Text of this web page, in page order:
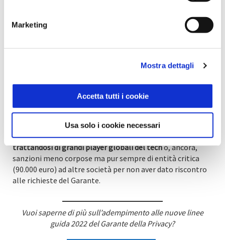
Marketing
Mostra dettagli
Accetta tutti i cookie
Usa solo i cookie necessari
le sanzioni in caso di inadempimenti possono arrivare fino
globale annuo.
,
sarebbe bene ricordare che, ad esempio, recentemente
una Società che aveva tenuto condotte illecite
sanzionato per 200.000 euro, senza controllare che
quest’ultimo si conformasse alle condizioni privacy
previste dal contratto siglato tra i due)pur non
trattandosi di grandi player globali del techo, ancora,
sanzioni meno corpose ma pur sempre di entità critica
(90.000 euro) ad altre società per non aver dato riscontro
alle richieste del Garante.
Vuoi saperne di più sull’adempimento alle nuove linee
guida 2022 del Garante della Privacy?